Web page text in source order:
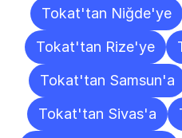
Tokat'tan Niğde'ye
Tokat'tan Rize'ye
Tokat'tan Samsun'a
Tokat'tan Sivas'a